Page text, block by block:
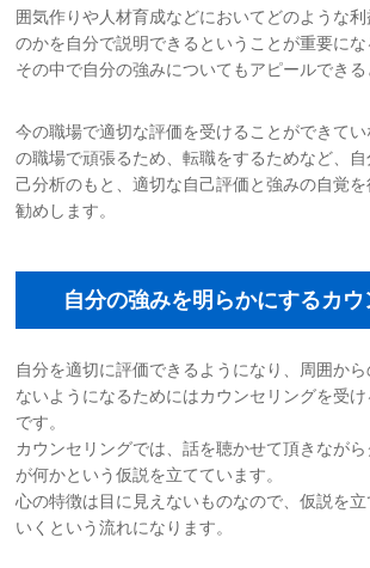
囲気作りや人材育成などにおいてどのような
のかを自分で説明できるということが重要にな
その中で自分の強みについてもアピールできる
今の職場で適切な評価を受けることができて
の職場で頑張るため、転職をするためなど、
己分析のもと、適切な自己評価と強みの自覚
勧めします。
自分の強みを明らかにするカ
自分を適切に評価できるようになり、周囲か
ないようになるためにはカウンセリングを受
です。
カウンセリングでは、話を聴かせて頂きなが
が何かという仮説を立てています。
心の特徴は目に見えないものなので、仮説を
いくという流れになります。